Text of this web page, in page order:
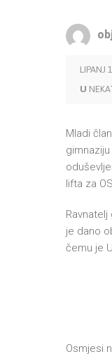
LIPANJ
U
Mladi
lifta za
je dano
čemu je
Osmjesi